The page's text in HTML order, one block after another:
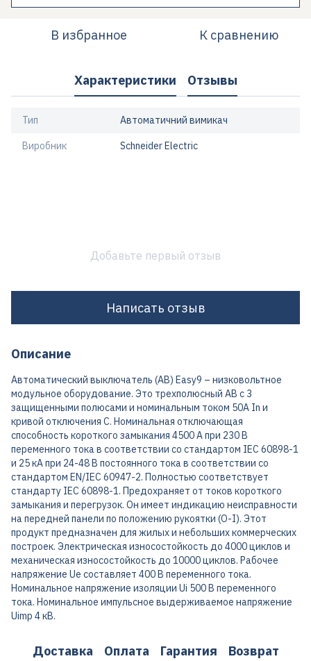
В избранное К сравнению
Характеристики Отзывы
Тип Автоматичний вимикач
Виробник Schneider Electric
Добавьте первый отзыв
Написать отзыв
Описание
Автоматический выключатель (АВ) Easy9 – низковольтное
модульное оборудование. Это трехполюсный АВ с 3
защищенными полюсами и номинальным током 50A In и
кривой отключения C. Номинальная отключающая
способность короткого замыкания 4500 А при 230 В
переменного тока в соответствии со стандартом IEC 60898-1
и 25 кА при 24-48 В постоянного тока в соответствии со
стандартом EN/IEC 60947-2. Полностью соответствует
стандарту IEC 60898-1. Предохраняет от токов короткого
замыкания и перегрузок. Он имеет индикацию неисправности
на передней панели по положению рукоятки (O-I). Этот
продукт предназначен для жилых и небольших коммерческих
построек. Электрическая износостойкость до 4000 циклов и
механическая износостойкость до 10000 циклов. Рабочее
напряжение Ue составляет 400 В переменного тока.
Номинальное напряжение изоляции Ui 500 В переменного
тока. Номинальное импульсное выдерживаемое напряжение
Uimp 4 кВ.
Доставка Оплата Гарантия Возврат